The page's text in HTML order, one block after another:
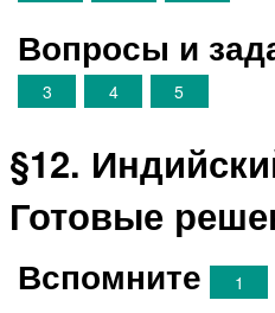
Вопросы и
3
4 5
§12.
Готовые
Вспомните 1